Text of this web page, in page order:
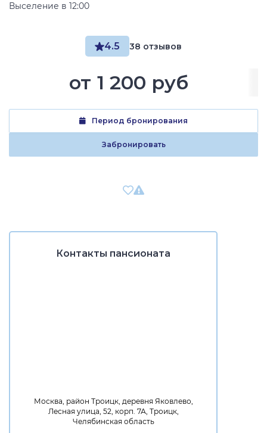
4.5 38 отзывов
от 1 200 руб
Период бронирования
Забронировать
Выселение в 12:00
Контакты пансионата
Москва, район Троицк, деревня Яковлево,
Лесная улица, 52, корп. 7А, Троицк,
Челябинская область